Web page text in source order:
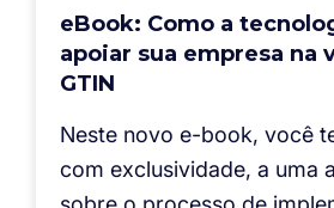
eBook: Como a
apoiar sua empresa na
GTIN
Neste novo e-book, você
com exclusividade, a uma